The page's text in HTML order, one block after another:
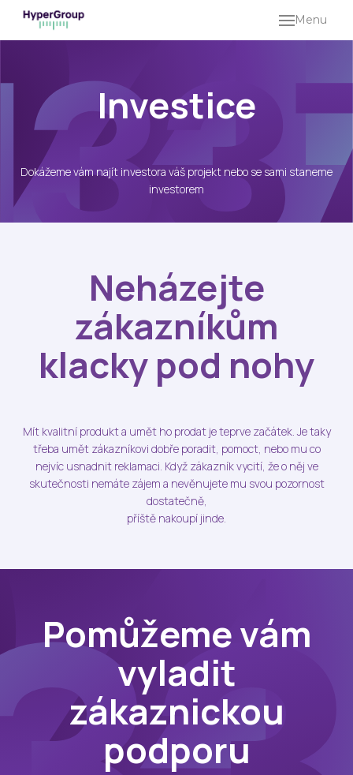
Menu
O
Investice
Dokážeme vám najít investora váš projekt nebo se sami staneme
investorem
Neházejte
zákazníkům
klacky pod nohy
Mít kvalitní produkt a umět ho prodat je teprve začátek. Je taky
třeba umět zákazníkovi dobře poradit, pomoct, nebo mu co
nejvíc usnadnit reklamaci. Když zákazník vycití, že o něj ve
skutečnosti nemáte zájem a nevěnujete mu svou pozornost
dostatečně,
příště nakoupí jinde.
Pomůžeme vám
vyladit
zákaznickou
podporu